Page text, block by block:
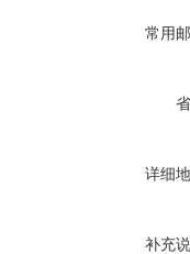
常用
详细
补充